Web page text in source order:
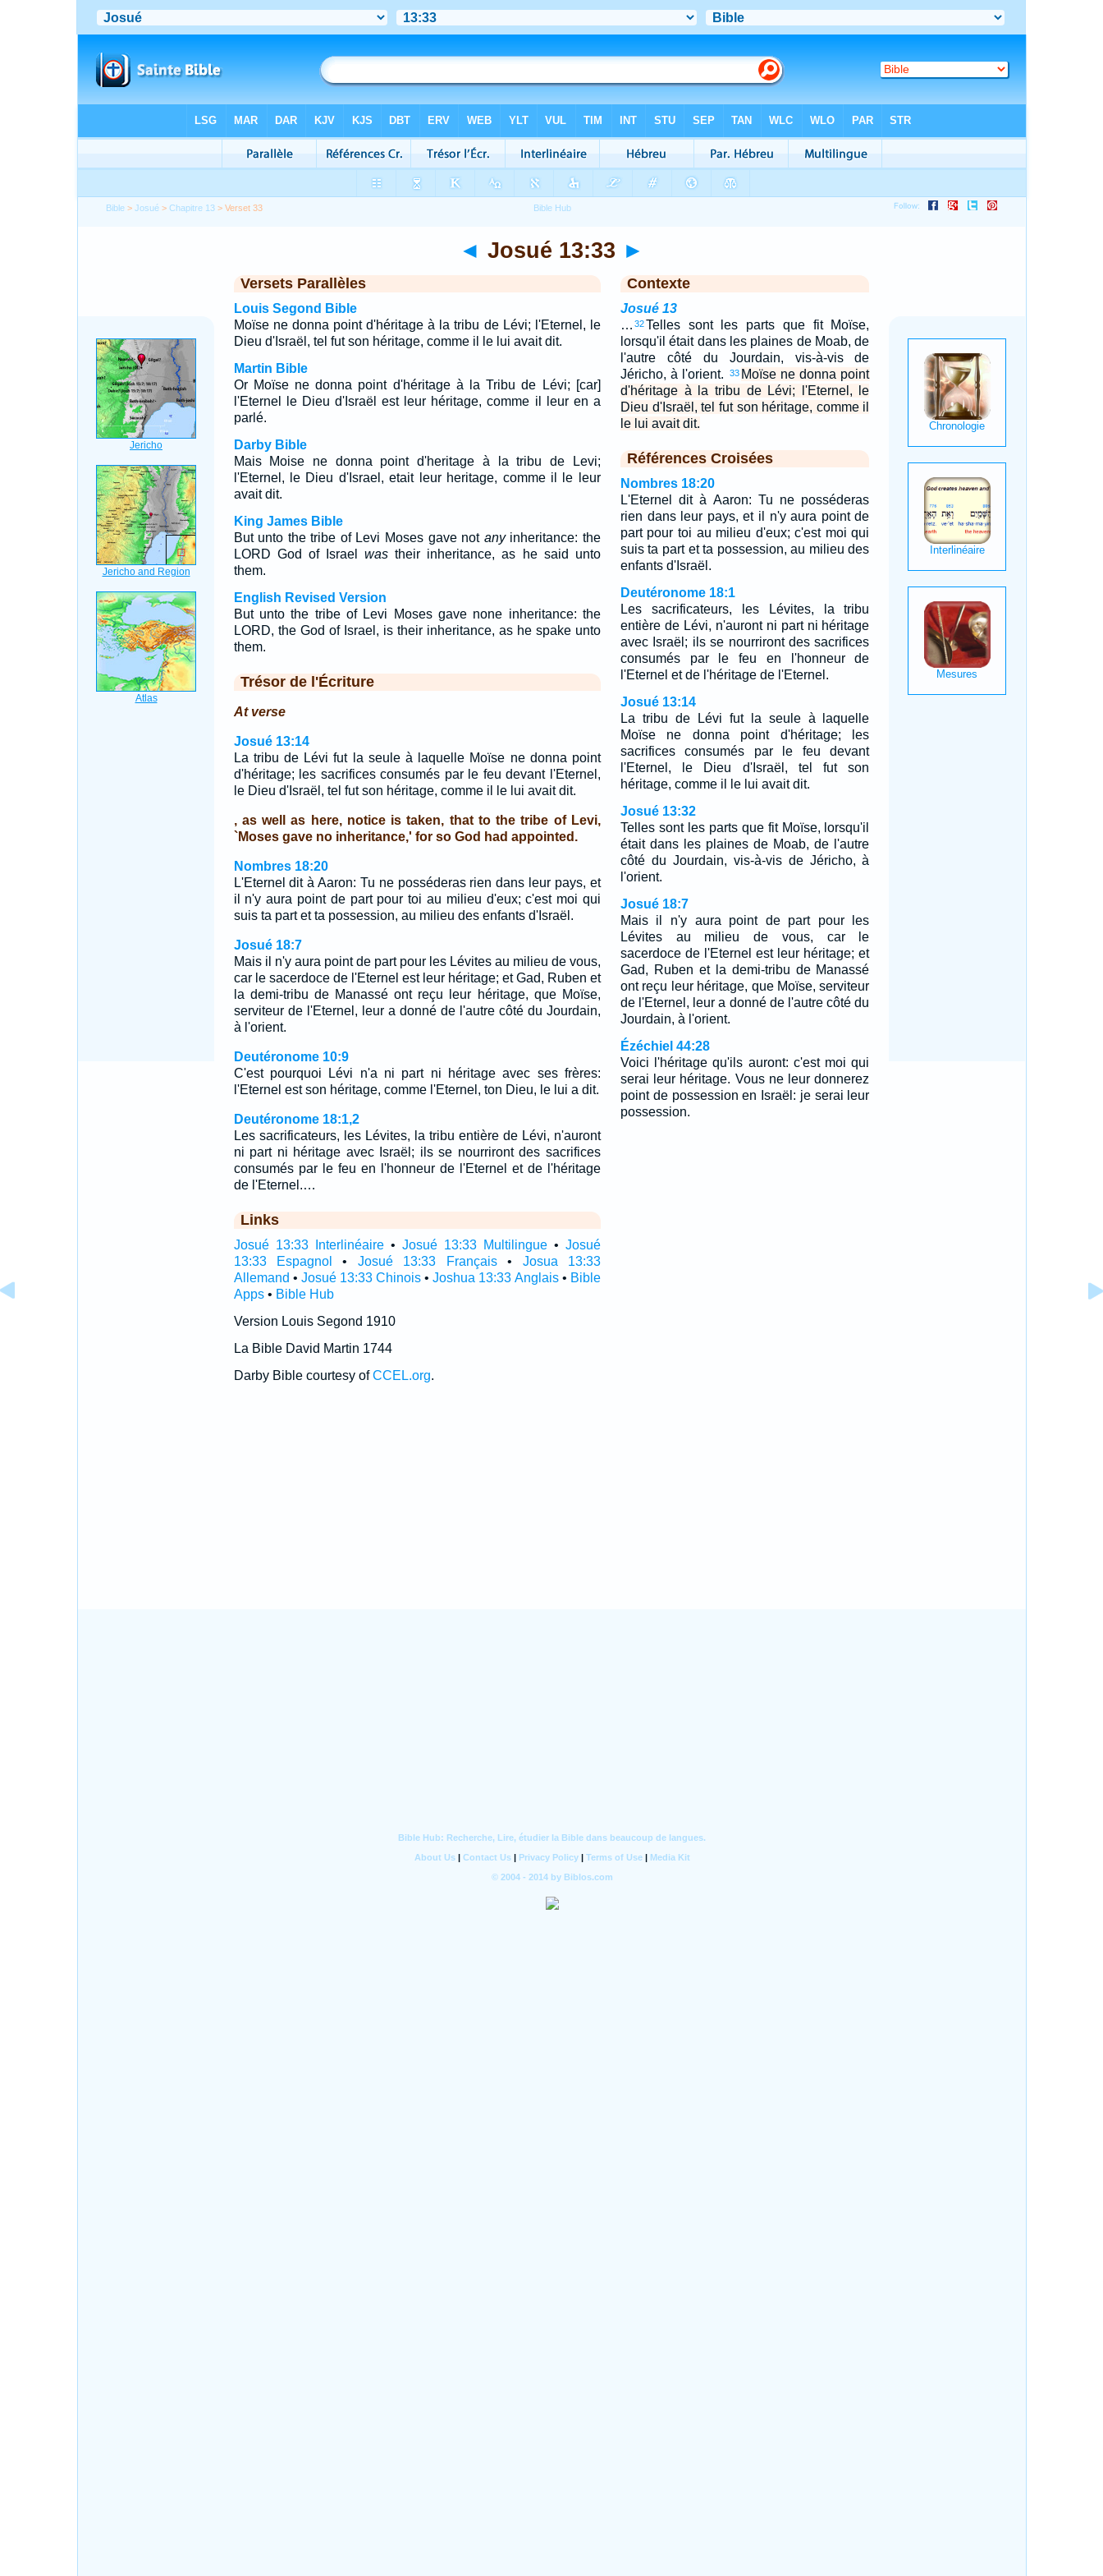
Bible >Josué >Chapitre 13 > Verset 33
◄ Josué 13:33 ►
Versets Parallèles
Louis Segond Bible
Moïse ne donna point d'héritage à la tribu de Lévi; l'Eternel, le
Dieu d'Israël, tel fut son héritage, comme il le lui avait dit.
Martin Bible
Or Moïse ne donna point d'héritage à la Tribu de Lévi; [car]
l'Eternel le Dieu d'Israël est leur héritage, comme il leur en a
parlé.
Darby Bible
Mais Moise ne donna point d'heritage à la tribu de Levi;
l'Eternel, le Dieu d'Israel, etait leur heritage, comme il le leur
avait dit.
King James Bible
But unto the tribe of Levi Moses gave not anyinheritance: the
LORD God of Israelwas their inheritance, as he said unto
them.
English Revised Version
But unto the tribe of Levi Moses gave none inheritance: the
LORD, the God of Israel, is their inheritance, as he spake unto
them.
Trésor de l'Écriture
At verse
Josué 13:14
La tribu de Lévi fut la seule à laquelle Moïse ne donna point
d'héritage; les sacrifices consumés par le feu devant l'Eternel,
le Dieu d'Israël, tel fut son héritage, comme il le lui avait dit.
, as well as here, notice is taken, that to the tribe of Levi,
`Moses gave no inheritance,' for so God had appointed.
Nombres 18:20
L'Eternel dit à Aaron: Tu ne posséderas rien dans leur pays, et
il n'y aura point de part pour toi au milieu d'eux; c'est moi qui
suis ta part et ta possession, au milieu des enfants d'Israël.
Josué 18:7
Mais il n'y aura point de part pour les Lévites au milieu de vous,
car le sacerdoce de l'Eternel est leur héritage; et Gad, Ruben et
la demi-tribu de Manassé ont reçu leur héritage, que Moïse,
serviteur de l'Eternel, leur a donné de l'autre côté du Jourdain,
à l'orient.
Deutéronome 10:9
C'est pourquoi Lévi n'a ni part ni héritage avec ses frères:
l'Eternel est son héritage, comme l'Eternel, ton Dieu, le lui a dit.
Deutéronome 18:1,2
Les sacrificateurs, les Lévites, la tribu entière de Lévi, n'auront
ni part ni héritage avec Israël; ils se nourriront des sacrifices
consumés par le feu en l'honneur de l'Eternel et de l'héritage
de l'Eternel.…
Links
Josué 13:33 Interlinéaire• Josué 13:33 Multilingue• Josué
13:33 Espagnol
• Josué 13:33 Français• Josua 13:33
Allemand • Josué 13:33 Chinois •Joshua 13:33 Anglais• Bible
Apps• Bible Hub
Version Louis Segond 1910
La Bible David Martin 1744
Darby Bible courtesy ofCCEL.org.
Contexte
Josué 13
… 32Telles sont les parts que fit Moïse,
lorsqu'il était dans les plaines de Moab, de
l'autre côté du Jourdain, vis-à-vis de
Jéricho, à l'orient.
33 Moïse ne donna point
d'héritage à la tribu de Lévi; l'Eternel, le
Dieu d'Israël, tel fut son héritage, comme il
le lui avait dit.
Références Croisées
Nombres 18:20
L'Eternel dit à Aaron: Tu ne posséderas
rien dans leur pays, et il n'y aura point de
part pour toi au milieu d'eux; c'est moi qui
suis ta part et ta possession, au milieu des
enfants d'Israël.
Deutéronome 18:1
Les sacrificateurs, les Lévites, la tribu
entière de Lévi, n'auront ni part ni héritage
avec Israël; ils se nourriront des sacrifices
consumés par le feu en l'honneur de
l'Eternel et de l'héritage de l'Eternel.
Josué 13:14
La tribu de Lévi fut la seule à laquelle
Moïse ne donna point d'héritage; les
sacrifices consumés par le feu devant
l'Eternel, le Dieu d'Israël, tel fut son
héritage, comme il le lui avait dit.
Josué 13:32
Telles sont les parts que fit Moïse, lorsqu'il
était dans les plaines de Moab, de l'autre
côté du Jourdain, vis-à-vis de Jéricho, à
l'orient.
Josué 18:7
Mais il n'y aura point de part pour les
Lévites au milieu de vous, car le
sacerdoce de l'Eternel est leur héritage; et
Gad, Ruben et la demi-tribu de Manassé
ont reçu leur héritage, que Moïse, serviteur
de l'Eternel, leur a donné de l'autre côté du
Jourdain, à l'orient.
Ézéchiel 44:28
Voici l'héritage qu'ils auront: c'est moi qui
serai leur héritage. Vous ne leur donnerez
point de possession en Israël: je serai leur
possession.